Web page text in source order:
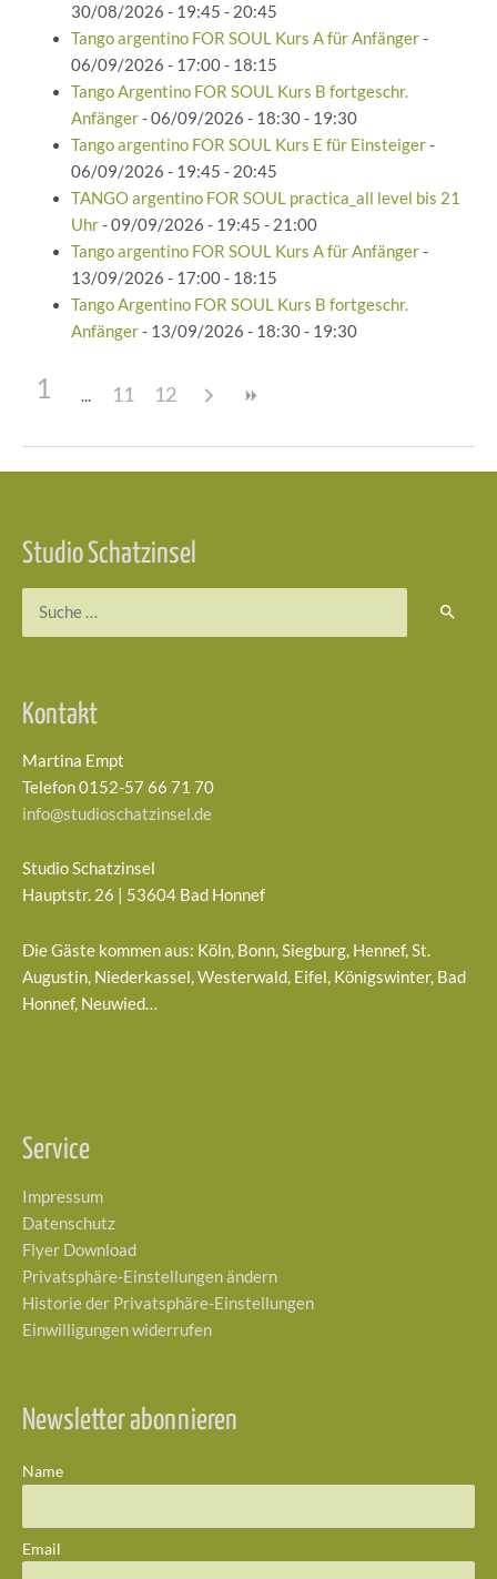
30/08/2026 - 19:45 - 20:45
Tango argentino FOR SOUL Kurs A für Anfänger-
06/09/2026 - 17:00 - 18:15
Tango Argentino FOR SOUL Kurs B fortgeschr.
Anfänger- 06/09/2026 - 18:30 - 19:30
Tango argentino FOR SOUL Kurs E für Einsteiger-
06/09/2026 - 19:45 - 20:45
TANGO argentino FOR SOUL practica_all level bis 21
Uhr- 09/09/2026 - 19:45 - 21:00
Tango argentino FOR SOUL Kurs A für Anfänger-
13/09/2026 - 17:00 - 18:15
Tango Argentino FOR SOUL Kurs B fortgeschr.
Anfänger- 13/09/2026 - 18:30 - 19:30
1 11 12
Studio Schatzinsel
Kontakt
Martina Empt
Telefon 0152-57 66 71 70
info@studioschatzinsel.de
Studio Schatzinsel
Hauptstr. 26 | 53604 Bad Honnef
Die Gäste kommen aus: Köln, Bonn, Siegburg, Hennef, St.
Augustin, Niederkassel, Westerwald, Eifel, Königswinter, Bad
Honnef, Neuwied…
Service
Impressum
Datenschutz
Flyer Download
Privatsphäre-Einstellungen ändern
Historie der Privatsphäre-Einstellungen
Einwilligungen widerrufen
Newsletter abonnieren
Name
Email